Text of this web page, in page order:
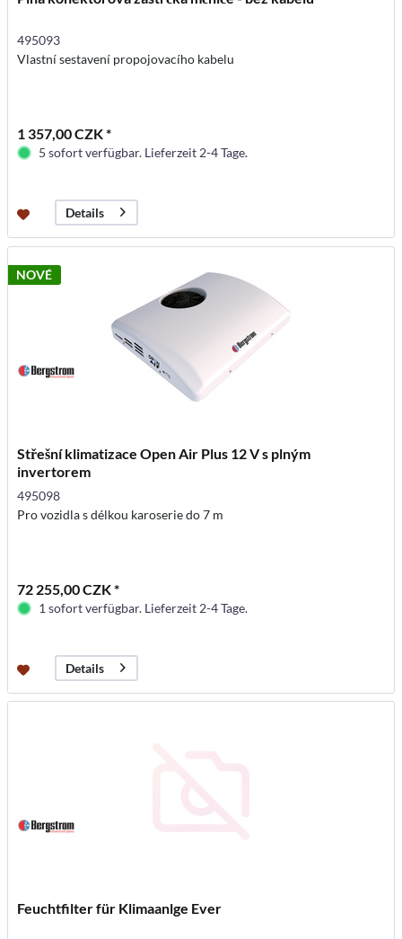
495093
Vlastní sestavení propojovacího kabelu
1 357,00 CZK *
5 sofort verfügbar. Lieferzeit 2-4 Tage.
Details
NOVÉ
Střešní klimatizace Open Air Plus 12 V s plným
invertorem
495098
Pro vozidla s délkou karoserie do 7 m
72 255,00 CZK *
1 sofort verfügbar. Lieferzeit 2-4 Tage.
Details
Feuchtfilter für Klimaanlge Ever